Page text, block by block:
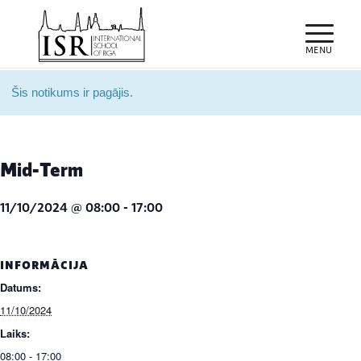
Šis notikums ir pagājis.
Mid-Term
11/10/2024 @ 08:00 - 17:00
INFORMĀCIJA
Datums:
11/10/2024
Laiks:
08:00 - 17:00